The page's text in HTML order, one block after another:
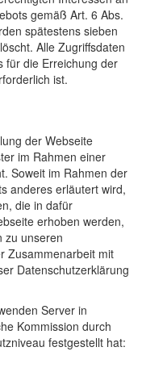
gemäß Art. 6 Abs.
spätestens sieben
Alle Zugriffsdaten
für die Erreichung der
ist.
der Webseite
im Rahmen einer
Soweit im Rahmen der
anderes erläutert wird,
die in dafür
erhoben werden,
zu unseren
Zusammenarbeit mit
Datenschutzerklärung
Server in
Kommission durch
festgestellt hat: